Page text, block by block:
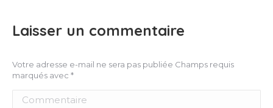
Laisser un commentaire
Votre adresse e-mail ne sera pas publiée Champs requis
marqués avec *
Commentaire